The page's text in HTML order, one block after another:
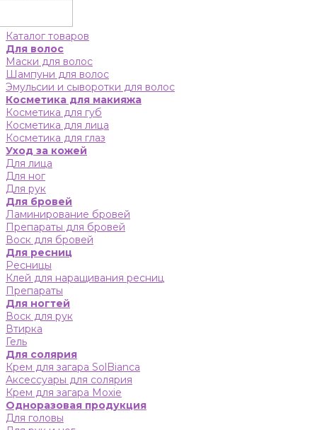
Каталог товаров
Для волос
Маски для волос
Шампуни для волос
Эмульсии и сыворотки для волос
Косметика для макияжа
Косметика для губ
Косметика для лица
Косметика для глаз
Уход за кожей
Для лица
Для ног
Для рук
Для бровей
Ламинирование бровей
Препараты для бровей
Воск для бровей
Для ресниц
Ресницы
Клей для наращивания ресниц
Препараты
Для ногтей
Воск для рук
Втирка
Гель
Для солярия
Крем для загара SolBianca
Аксессуары для солярия
Крем для загара Moxie
Одноразовая продукция
Для головы